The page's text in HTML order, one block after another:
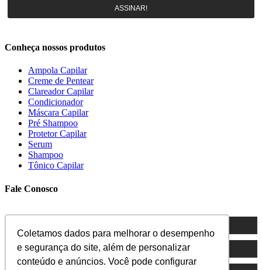
Coletamos dados para melhorar o desempenho
e segurança do site, além de personalizar
conteúdo e anúncios. Você pode configurar
ASSINAR!
Conheça nossos produtos
Ampola Capilar
Creme de Pentear
Clareador Capilar
Condicionador
Máscara Capilar
Pré Shampoo
Protetor Capilar
Serum
Shampoo
Tônico Capilar
Fale Conosco